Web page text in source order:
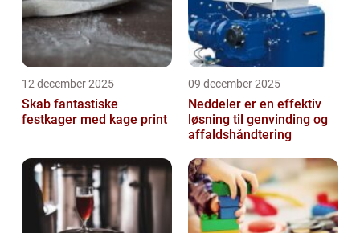
12 december 2025
Skab fantastiske
festkager med kage print
09 december 2025
Neddeler er en effektiv
løsning til genvinding og
affaldshåndtering